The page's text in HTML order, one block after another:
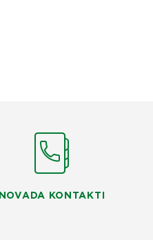
NOVADA KONTAKTI